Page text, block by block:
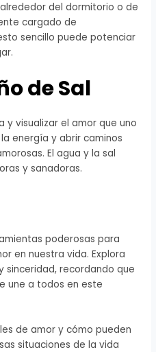
del dormitorio o de
cargado de
sencillo puede potenciar
de Sal
y visualizar el amor que uno
energía y abrir caminos
El agua y la sal
y sanadoras.
poderosas para
en nuestra vida. Explora
recordando que
une a todos en este
de amor y cómo pueden
situaciones de la vida